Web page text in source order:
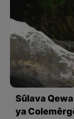
Sûlava
ya